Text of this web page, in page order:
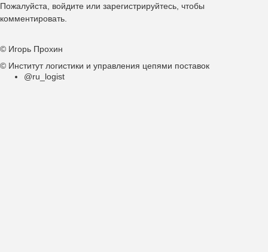
Пожалуйста, войдите или зарегистрируйтесь , чтобы
комментировать.
© Игорь Прохин
© Институт логистики и управления цепями поставок
@ru_logist